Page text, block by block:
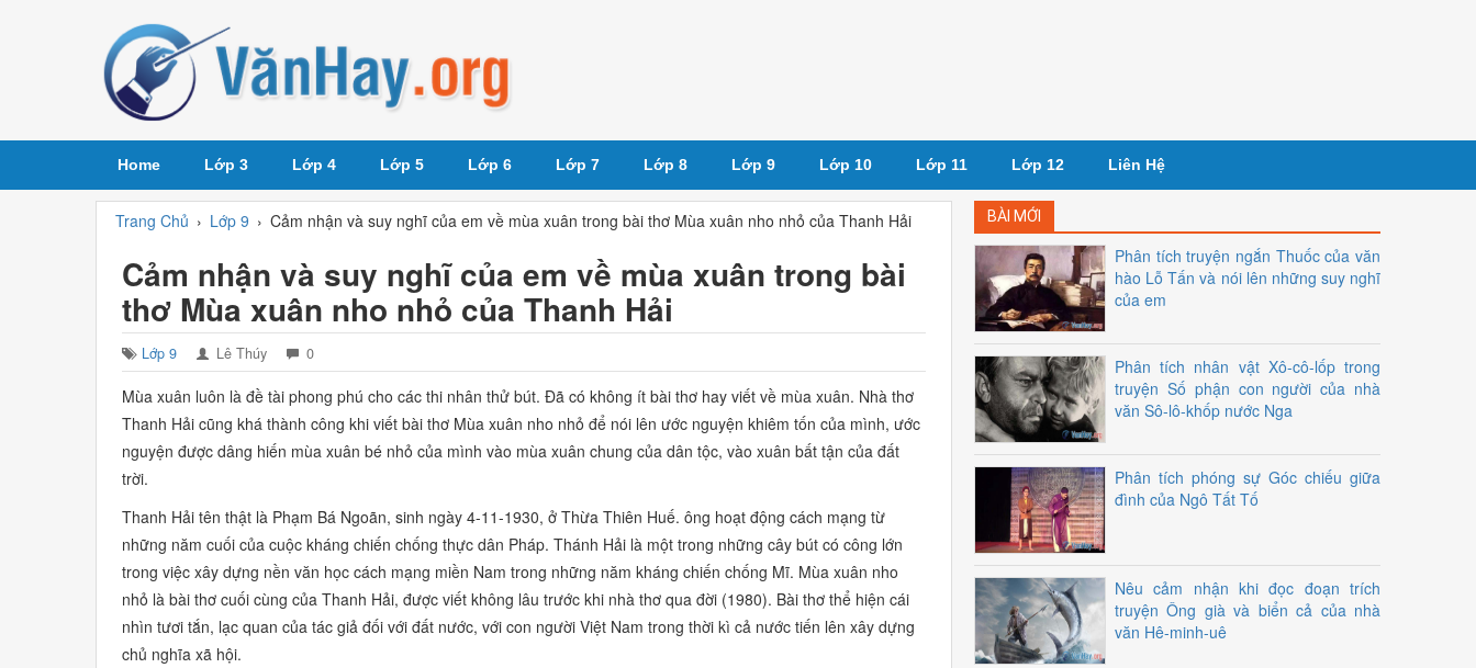
Home Lớp 3 Lớp 4 Lớp 5 Lớp 6 Lớp 7 Lớp 8 Lớp 9 Lớp 10 Lớp 11 Lớp 12 Liên Hệ
Trang Chủ › Lớp 9 › Cảm nhận và suy nghĩ của em về mùa xuân trong bài thơ Mùa xuân nho nhỏ của Thanh Hải
Cảm nhận và suy nghĩ của em về mùa xuân trong bài
thơ Mùa xuân nho nhỏ của Thanh Hải
Lớp 9 Lê Thúy 0
Mùa xuân luôn là đề tài phong phú cho các thi nhân thử bút. Đã có không ít bài thơ hay viết về mùa xuân. Nhà thơ
Thanh Hải cũng khá thành công khi viết bài thơ Mùa xuân nho nhỏ để nói lên ước nguyện khiêm tốn của mình, ước
nguyện được dâng hiến mùa xuân bé nhỏ của mình vào mùa xuân chung của dân tộc, vào xuân bất tận của đất
trời.
Thanh Hải tên thật là Phạm Bá Ngoãn, sinh ngày 4-11-1930, ở Thừa Thiên Huế. ông hoạt động cách mạng từ
những năm cuối của cuộc kháng chiến chống thực dân Pháp. Thánh Hải là một trong những cây bút có công lớn
trong việc xây dựng nền văn học cách mạng miền Nam trong những năm kháng chiến chống Mĩ. Mùa xuân nho
nhỏ là bài thơ cuối cùng của Thanh Hải, được viết không lâu trước khi nhà thơ qua đời (1980). Bài thơ thể hiện cái
nhìn tươi tắn, lạc quan của tác giả đối với đất nước, với con người Việt Nam trong thời kì cả nước tiến lên xây dựng
chủ nghĩa xã hội.
BÀI MỚI
Phân tích truyện ngắn Thuốc của văn
hào Lỗ Tấn và nói lên những suy nghĩ
của em
Phân tích nhân vật Xô-cô-lốp trong
truyện Số phận con người của nhà
văn Sô-lô-khốp nước Nga
Phân tích phóng sự Góc chiếu giữa
đình của Ngô Tất Tố
Nêu cảm nhận khi đọc đoạn trích
truyện Ông già và biển cả của nhà
văn Hê-minh-uê